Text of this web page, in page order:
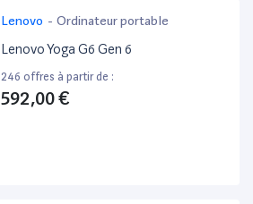
Lenovo - Ordinateur portable
Lenovo Yoga G6 Gen 6
246 offres à partir de :
592,00 €